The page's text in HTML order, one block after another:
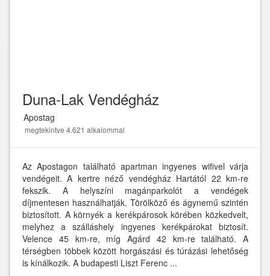
Duna-Lak Vendégház
Apostag
megtekintve 4.621 alkalommal
Az Apostagon található apartman ingyenes wifivel várja
vendégeit. A kertre néző vendégház Hartától 22 km-re
fekszik. A helyszíni magánparkolót a vendégek
díjmentesen használhatják. Törölköző és ágynemű szintén
biztosított. A környék a kerékpárosok körében közkedvelt,
melyhez a szálláshely ingyenes kerékpárokat biztosít.
Velence 45 km-re, míg Agárd 42 km-re található. A
térségben többek között horgászási és túrázási lehetőség
is kínálkozik. A budapesti Liszt Ferenc ...